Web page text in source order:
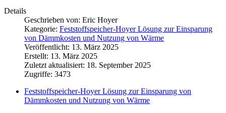
Details
Geschrieben von: Eric Hoyer
Kategorie: Feststoffspeicher-Hoyer Lösung zur Einsparung
von Dämmkosten und Nutzung von Wärme
Veröffentlicht: 13. März 2025
Erstellt: 13. März 2025
Zuletzt aktualisiert: 18. September 2025
Zugriffe: 3473
Feststoffspeicher-Hoyer Lösung zur Einsparung von
Dämmkosten und Nutzung von Wärme